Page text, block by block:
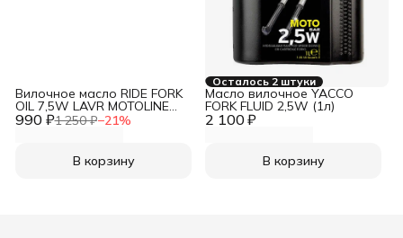
990 ₽1 250 ₽−21%
Вилочное масло RIDE FORK
OIL 7,5W LAVR MOTOLINE
(1л)
В корзину
Осталось 2 штуки
2 100 ₽
Масло вилочное YACCO
FORK FLUID 2,5W (1л)
В корзину